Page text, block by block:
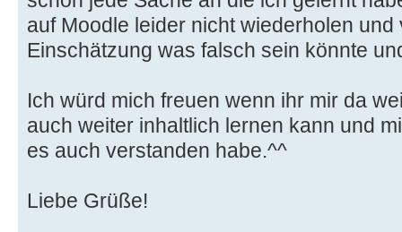
auf Moodle leider nicht wiederholen
Einschätzung was falsch sein könnte
Ich würd mich freuen wenn ihr mir da
auch weiter inhaltlich lernen kann und
es auch verstanden habe.^^
Liebe Grüße!